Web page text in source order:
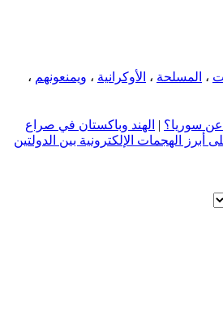
، المسلحة ، الأوكرانية ، ويمنعونهم ،
عن سوريا؟ | الهند وباكستان في صراع
الهجمات الإلكترونية بين الدولتين